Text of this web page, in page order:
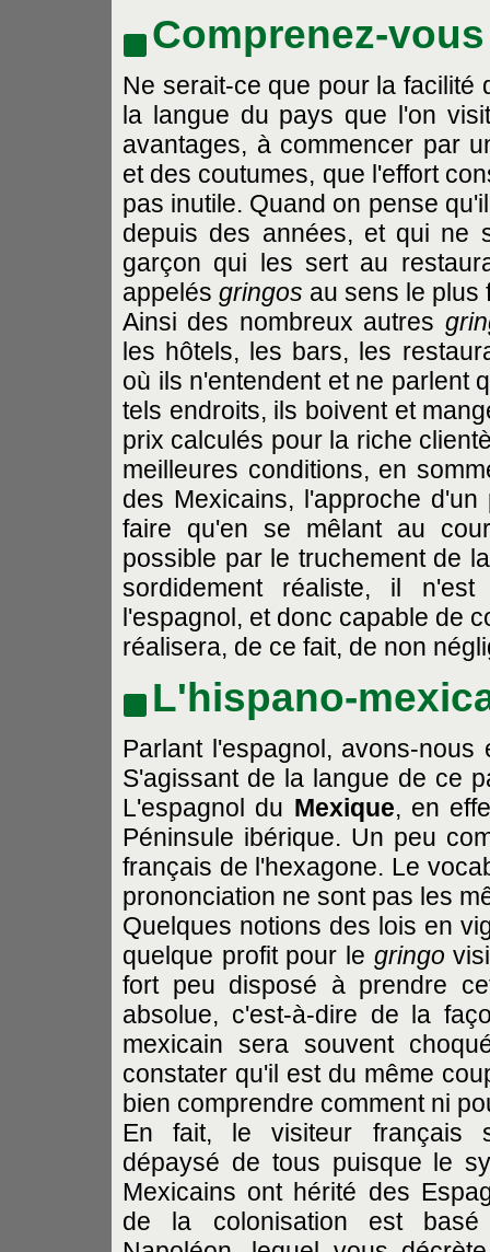
Comprenez-
Ne serait-ce que pour la facilité
la langue du pays que l'on
avantages, à commencer par
et des coutumes, que l'effort
pas inutile. Quand on pense
depuis des années, et qui ne
garçon qui les sert au
appelés gringos au sens le plus
Ainsi des nombreux autres
les hôtels, les bars, les
où ils n'entendent et ne parlent
tels endroits, ils boivent et
prix calculés pour la riche
meilleures conditions, en
des Mexicains, l'approche
faire qu'en se mêlant au
possible par le truchement de
sordidement réaliste, il
l'espagnol, et donc capable de
réalisera, de ce fait, de non
L'hispano-
Parlant l'espagnol, avons-
S'agissant de la langue de ce
L'espagnol du Mexique, en
Péninsule ibérique. Un peu
français de l'hexagone. Le
prononciation ne sont pas les
Quelques notions des lois en
quelque profit pour le gringo
fort peu disposé à prendre
absolue, c'est-à-dire de la
mexicain sera souvent
constater qu'il est du même
bien comprendre comment ni
En fait, le visiteur français
dépaysé de tous puisque le
Mexicains ont hérité des
de la colonisation est